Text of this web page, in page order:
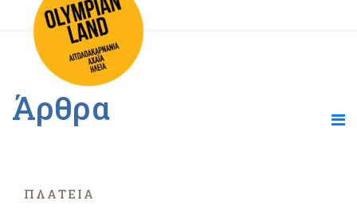
Άρθρα
ΠΛΑΤΕΊΑ